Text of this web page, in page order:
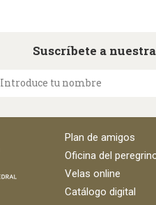
Suscríbete a
Introduce tu nombre
Plan de amigos
Oficina del
Velas online
Catálogo digital